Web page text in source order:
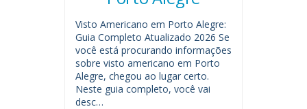
Visto Americano em Porto Alegre:
Guia Completo Atualizado 2026 Se
você está procurando informações
sobre visto americano em Porto
Alegre, chegou ao lugar certo.
Neste guia completo, você vai
desc…